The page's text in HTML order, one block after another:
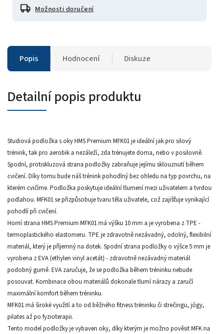
Možnosti doručení
Popis Hodnocení Diskuze
Detailní popis produktu
Studiová podložka s oky HMS Premium MFK01 je ideální jak pro silový
trénink, tak pro aerobik a nezáleží, zda trénujete doma, nebo v posilovně.
Spodní, protiskluzová strana podložky zabraňuje jejímu sklouznutí během
cvičení. Díky tomu bude náš trénink pohodlný bez ohledu na typ povrchu, na
kterém cvičíme. Podložka poskytuje ideální tlumení mezi uživatelem a tvrdou
podlahou. MFK01 se přizpůsobuje tvaru těla uživatele, což zajišťuje vynikající
pohodlí při cvičení.
Horní strana HMS Premium MFK01 má výšku 10 mm a je vyrobena z TPE -
termoplastického elastomeru. TPE je zdravotně nezávadný, odolný, flexibilní
materiál, který je příjemný na dotek. Spodní strana podložky o výšce 5 mm je
vyrobena z EVA (ethylen vinyl acetát) - zdravotně nezávadný materiál
podobný gumě. EVA zaručuje, že se podložka během tréninku nebude
posouvat. Kombinace obou materiálů dokonale tlumí nárazy a zaručí
maximální komfort během tréninku.
MFK01 má široké využití a to od běžného fitness tréninku či strečingu, jógy,
pilates až po fyzioterapii.
Tento model podložky je vybaven oky, díky kterým je možno pověsit MFK na